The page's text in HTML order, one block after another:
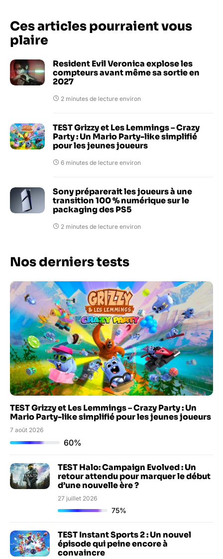
Ces articles pourraient vous
plaire
Resident Evil Veronica explose les
compteurs avant même sa sortie en
2027
2 minutes de lecture environ
TEST Grizzy et Les Lemmings – Crazy
Party : Un Mario Party-like simplifié
pour les jeunes joueurs
6 minutes de lecture environ
Sony préparerait les joueurs à une
transition 100 % numérique sur le
packaging des PS5
2 minutes de lecture environ
Nos derniers tests
TEST Grizzy et Les Lemmings – Crazy Party : Un
Mario Party-like simplifié pour les jeunes joueurs
7 août 2026
60%
TEST Halo: Campaign Evolved : Un
retour attendu pour marquer le début
d’une nouvelle ère ?
27 juillet 2026
75%
TEST Instant Sports 2 : Un nouvel
épisode qui peine encore à
convaincre